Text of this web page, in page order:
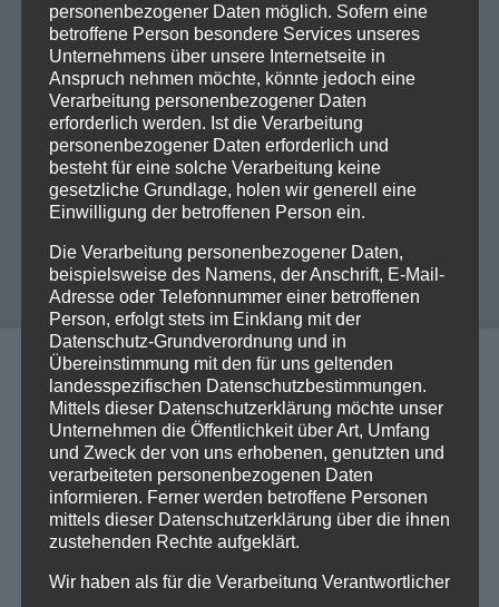
Die Datenschutzbestimmungen
habe ich zur Kenntnis genommen.
Kontakt
Cooperation Team4
personenbezogener Daten möglich. Sofern eine
betroffene Person besondere Services unseres
Unternehmens über unsere Internetseite in
Anspruch nehmen möchte, könnte jedoch eine
Verarbeitung personenbezogener Daten
erforderlich werden. Ist die Verarbeitung
personenbezogener Daten erforderlich und
besteht für eine solche Verarbeitung keine
gesetzliche Grundlage, holen wir generell eine
Einwilligung der betroffenen Person ein.
Die Verarbeitung personenbezogener Daten,
beispielsweise des Namens, der Anschrift, E-Mail-
Adresse oder Telefonnummer einer betroffenen
Person, erfolgt stets im Einklang mit der
Datenschutz-Grundverordnung und in
Übereinstimmung mit den für uns geltenden
landesspezifischen Datenschutzbestimmungen.
Mittels dieser Datenschutzerklärung möchte unser
Unternehmen die Öffentlichkeit über Art, Umfang
und Zweck der von uns erhobenen, genutzten und
verarbeiteten personenbezogenen Daten
informieren. Ferner werden betroffene Personen
mittels dieser Datenschutzerklärung über die ihnen
zustehenden Rechte aufgeklärt.
Wir haben als für die Verarbeitung Verantwortlicher